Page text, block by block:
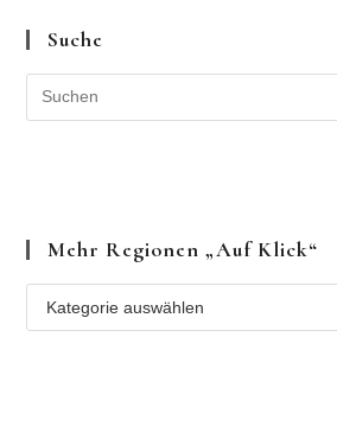
Suche
Mehr Regionen „auf Klick“
Regionen